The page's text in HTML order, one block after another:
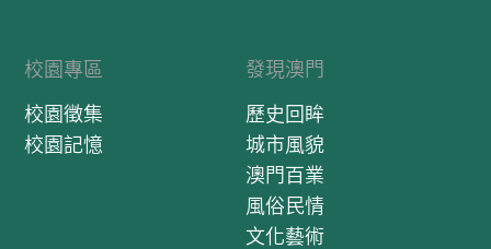
校園專區
校園徵集
校園記憶
發現澳門
歷史回眸
城市風貌
澳門百業
風俗民情
文化藝術